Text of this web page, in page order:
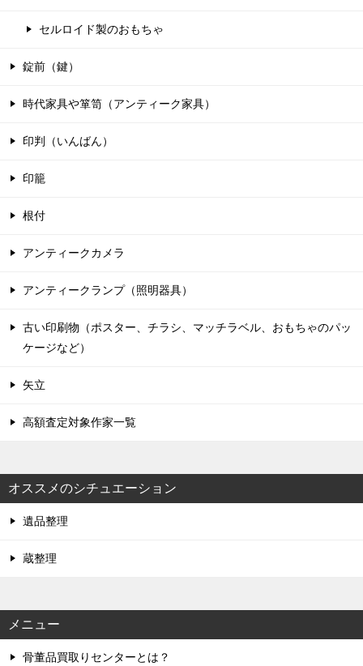
セルロイド製のおもちゃ
錠前（鍵）
時代家具や箪笥（アンティーク家具）
印判（いんばん）
印籠
根付
アンティークカメラ
アンティークランプ（照明器具）
古い印刷物（ポスター、チラシ、マッチラベル、おもちゃのパッ
ケージなど）
矢立
高額査定対象作家一覧
オススメのシチュエーション
遺品整理
蔵整理
メニュー
骨董品買取りセンターとは？